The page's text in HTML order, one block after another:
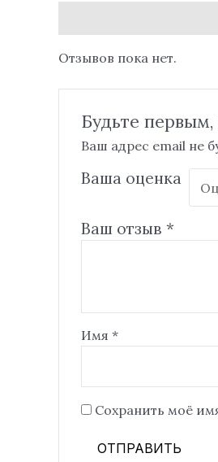
Отзывов пока нет.
Будьте первым,
Ваш адрес email не
Ваша оценка
Ваш отзыв *
Имя *
Сохранить моё